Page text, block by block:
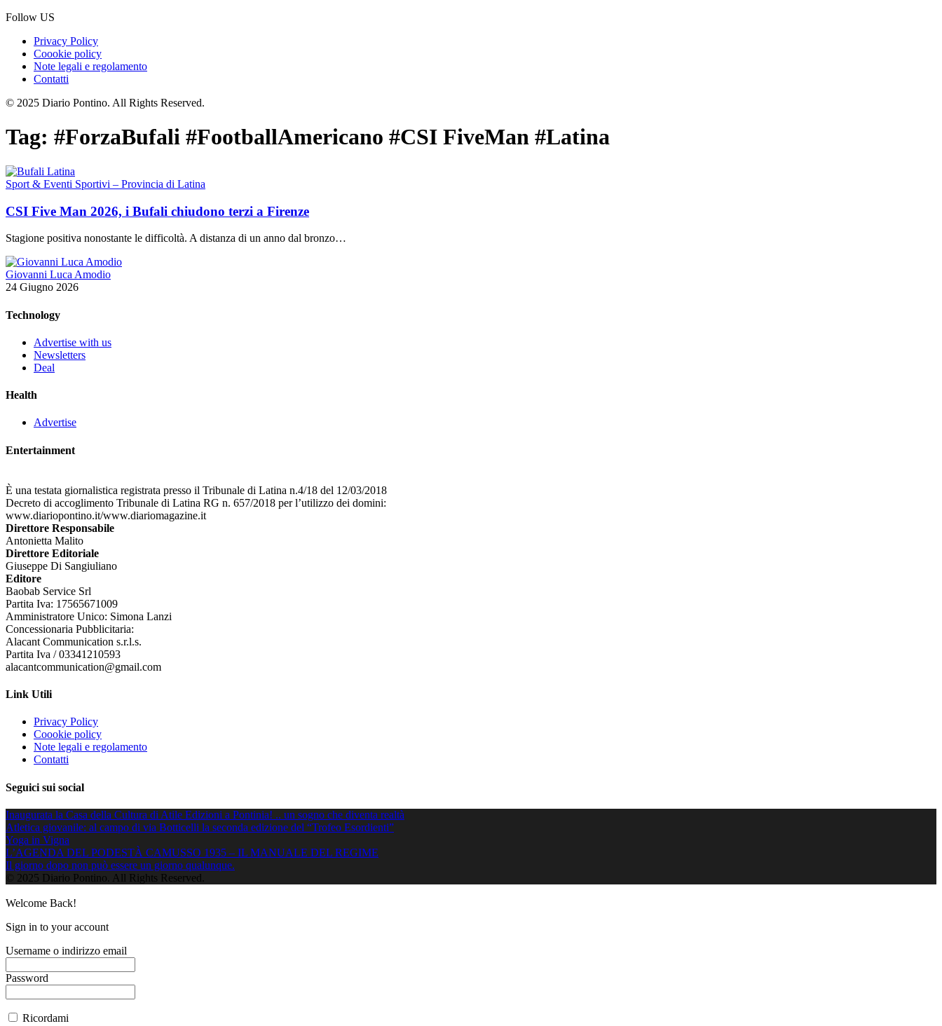
Follow US
Privacy Policy
Coookie policy
Note legali e regolamento
Contatti
© 2025 Diario Pontino. All Rights Reserved.
Tag: #ForzaBufali #FootballAmericano #CSI FiveMan #Latina
Sport & Eventi Sportivi – Provincia di Latina
CSI Five Man 2026, i Bufali chiudono terzi a Firenze
Stagione positiva nonostante le difficoltà. A distanza di un anno dal bronzo…
Giovanni Luca Amodio
24 Giugno 2026
Technology
Advertise with us
Newsletters
Deal
Health
Advertise
Entertainment
È una testata giornalistica registrata presso il Tribunale di Latina n.4/18 del 12/03/2018
Decreto di accoglimento Tribunale di Latina RG n. 657/2018 per l’utilizzo dei domini:
www.diariopontino.it/www.diariomagazine.it
Direttore Responsabile
Antonietta Malito
Direttore Editoriale
Giuseppe Di Sangiuliano
Editore
Baobab Service Srl
Partita Iva: 17565671009
Amministratore Unico: Simona Lanzi
Concessionaria Pubblicitaria:
Alacant Communication s.r.l.s.
Partita Iva / 03341210593
alacantcommunication@gmail.com
Link Utili
Privacy Policy
Coookie policy
Note legali e regolamento
Contatti
Seguici sui social
Inaugurata la Casa della Cultura di Atile Edizioni a Pontinia! .. un sogno che diventa realtà
Atletica giovanile: al campo di via Botticelli la seconda edizione del “Trofeo Esordienti”
Yoga in Vigna
L’AGENDA DEL PODESTÀ CAMUSSO 1935 – IL MANUALE DEL REGIME
Il giorno dopo non può essere un giorno qualunque.
© 2025 Diario Pontino. All Rights Reserved.
Welcome Back!
Sign in to your account
Username o indirizzo email
Password
Ricordami